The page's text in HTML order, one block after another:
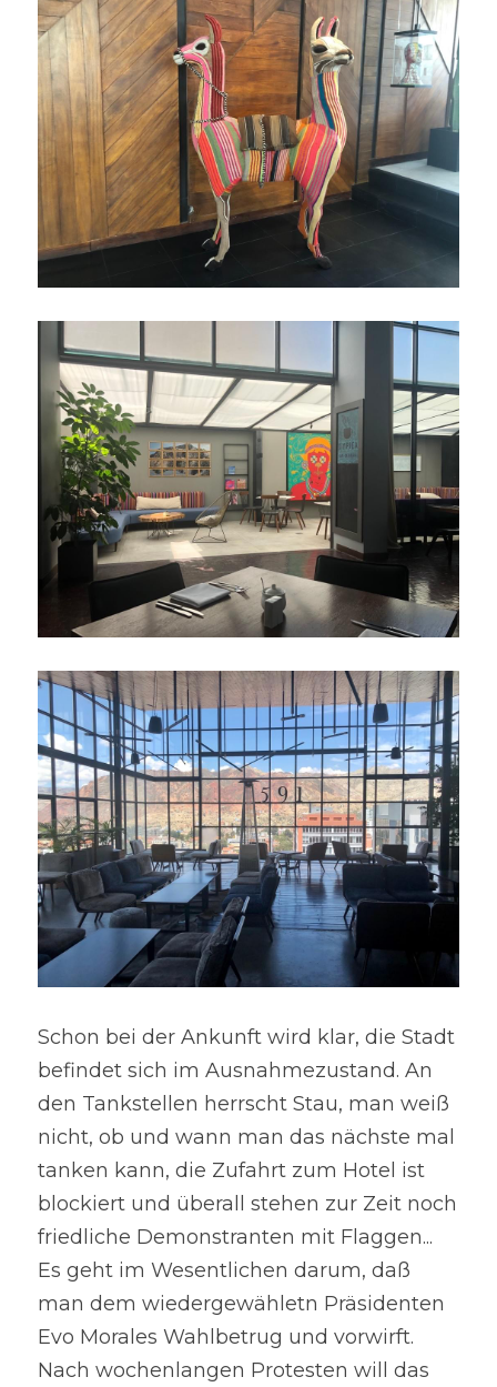
Schon bei der Ankunft wird klar, die Stadt
befindet sich im Ausnahmezustand. An
den Tankstellen herrscht Stau, man weiß
nicht, ob und wann man das nächste mal
tanken kann, die Zufahrt zum Hotel ist
blockiert und überall stehen zur Zeit noch
friedliche Demonstranten mit Flaggen...
Es geht im Wesentlichen darum, daß
man dem wiedergewähletn Präsidenten
Evo Morales Wahlbetrug und vorwirft.
Nach wochenlangen Protesten will das